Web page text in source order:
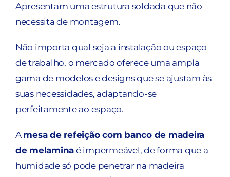
Apresentam uma estrutura soldada que não
necessita de montagem.
Não importa qual seja a instalação ou espaço
de trabalho, o mercado oferece uma ampla
gama de modelos e designs que se ajustam às
suas necessidades, adaptando-se
perfeitamente ao espaço.
A mesa de refeição com banco de madeira
de melamina é impermeável, de forma que a
humidade só pode penetrar na madeira